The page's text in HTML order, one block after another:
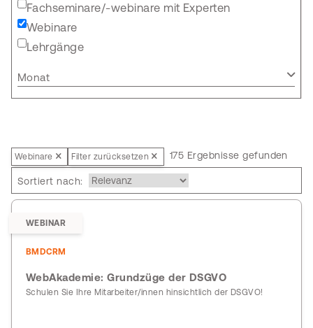
Fachseminare/-webinare mit Experten
Webinare
Lehrgänge
Monat
Webinare Filter zurücksetzen 175 Ergebnisse gefunden
Sortiert nach:
WEBINAR
BMDCRM
WebAkademie: Grundzüge der DSGVO
Schulen Sie Ihre Mitarbeiter/innen hinsichtlich der DSGVO!